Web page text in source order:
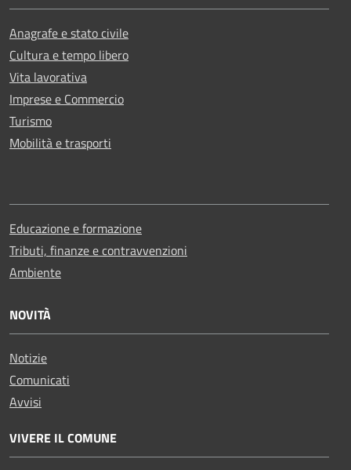
Anagrafe e stato civile
Cultura e tempo libero
Vita lavorativa
Imprese e Commercio
Turismo
Mobilità e trasporti
Educazione e formazione
Tributi, finanze e contravvenzioni
Ambiente
NOVITÀ
Notizie
Comunicati
Avvisi
VIVERE IL COMUNE